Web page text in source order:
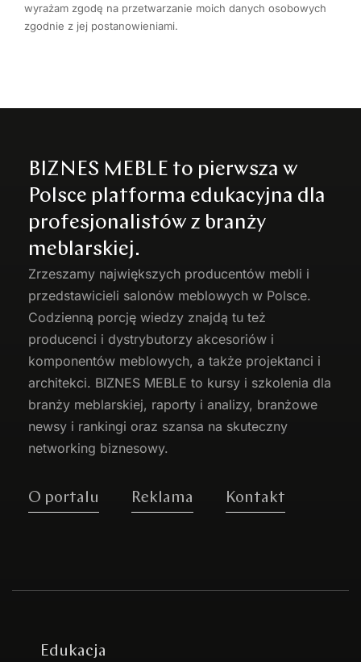
wyrażam zgodę na przetwarzanie moich danych osobowych
zgodnie z jej postanowieniami.
BIZNES MEBLE to pierwsza w
Polsce platforma edukacyjna dla
profesjonalistów z branży
meblarskiej.
Zrzeszamy największych producentów mebli i
przedstawicieli salonów meblowych w Polsce.
Codzienną porcję wiedzy znajdą tu też
producenci i dystrybutorzy akcesoriów i
komponentów meblowych, a także projektanci i
architekci. BIZNES MEBLE to kursy i szkolenia dla
branży meblarskiej, raporty i analizy, branżowe
newsy i rankingi oraz szansa na skuteczny
networking biznesowy.
O portalu Reklama Kontakt
Edukacja